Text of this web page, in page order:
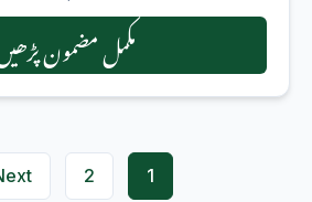
مکمل مضمون
1
2
»